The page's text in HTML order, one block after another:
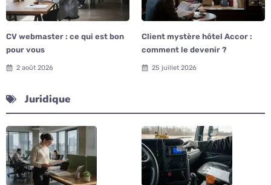
CV webmaster : ce qui est bon
pour vous
2 août 2026
Client mystère hôtel Accor :
comment le devenir ?
25 juillet 2026
Juridique